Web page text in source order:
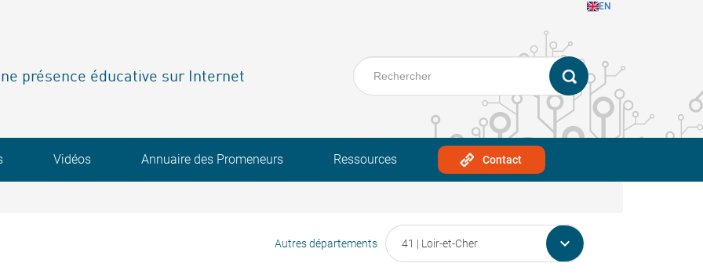
EN
présence éducative sur Internet
Vidéos Annuaire des Promeneurs Ressources Contact
Autres départements 